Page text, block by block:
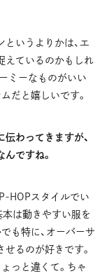
いうよりかは、エ
えているのかもしれ
ミーなものがいい
だと嬉しいです。
わってきますが、
ですね。
HOPスタイルでい
本は動きやすい服を
も特に、オーバーサ
るのが好きです。
っと違くて。ちゃ